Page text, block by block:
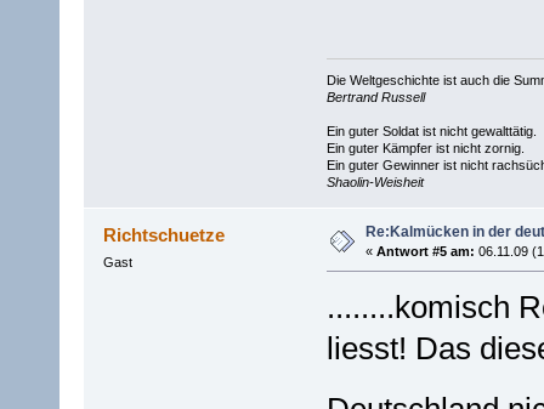
Die Weltgeschichte ist auch die
Bertrand Russell
Ein guter Soldat ist nicht gewalttätig.
Ein guter Kämpfer ist nicht zornig.
Ein guter Gewinner ist nicht
Shaolin-Weisheit
Richtschuetze
Gast
Re:Kalmücken in der
« Antwort #5 am: 06.11.09
........komisch
liesst! Das